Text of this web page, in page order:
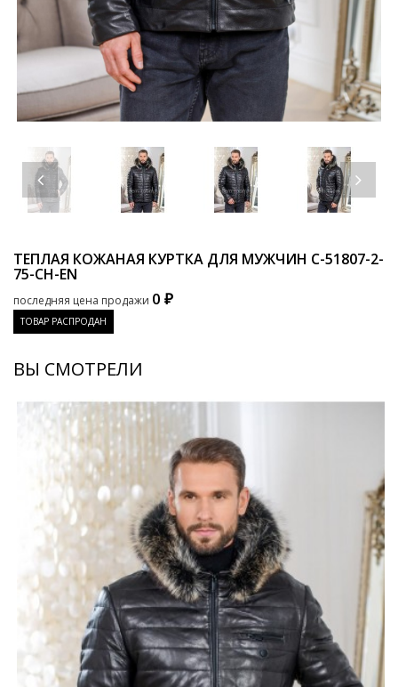
ТЕПЛАЯ КОЖАНАЯ КУРТКА ДЛЯ МУЖЧИН C-51807-2-
75-CH-EN
последняя цена продажи 0 ₽
ТОВАР РАСПРОДАН
ВЫ СМОТРЕЛИ